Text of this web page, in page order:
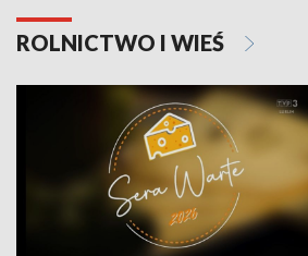
ROLNICTWO I WIEŚ